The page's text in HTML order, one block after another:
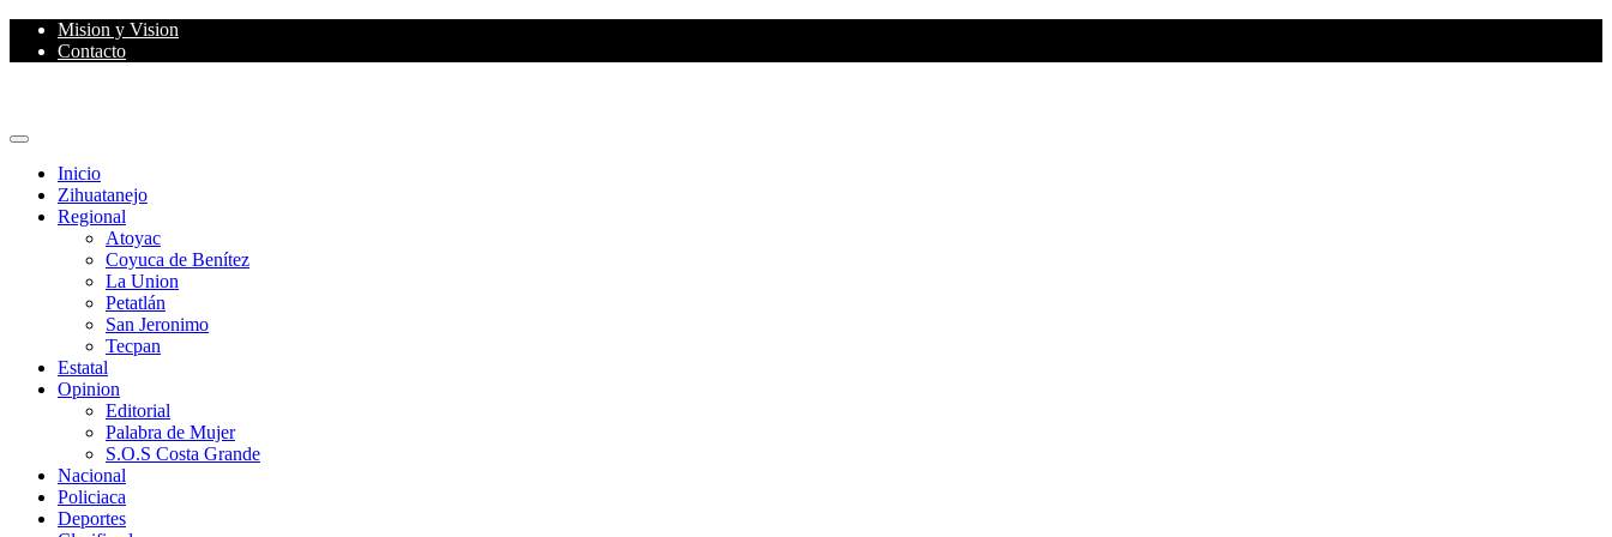
Skip
Mision y Vision
Contacto
Primary
Inicio
Zihuatanejo
Regional
Atoyac
Coyuca de Benítez
La Union
Petatlán
San Jeronimo
Tecpan
Estatal
Opinion
Editorial
Palabra de Mujer
S.O.S Costa Grande
Nacional
Policiaca
Deportes